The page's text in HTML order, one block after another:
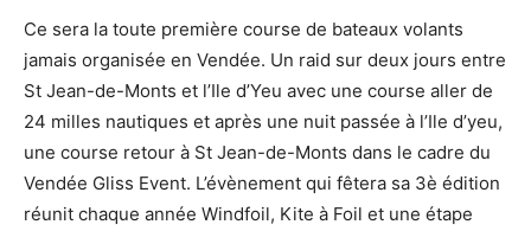
Ce sera la toute première course de bateaux volants
jamais organisée en Vendée. Un raid sur deux jours entre
St Jean-de-Monts et l’Ile d’Yeu avec une course aller de
24 milles nautiques et après une nuit passée à l’Ile d’yeu,
une course retour à St Jean-de-Monts dans le cadre du
Vendée Gliss Event. L’évènement qui fêtera sa 3è édition
réunit chaque année Windfoil, Kite à Foil et une étape